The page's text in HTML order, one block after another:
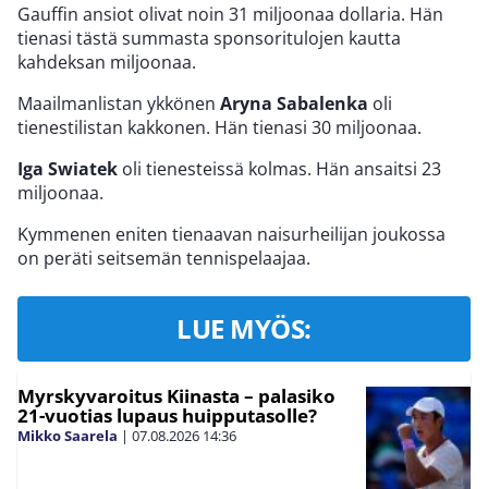
Gauffin ansiot olivat noin 31 miljoonaa dollaria. Hän
tienasi tästä summasta sponsoritulojen kautta
kahdeksan miljoonaa.
Maailmanlistan ykkönen Aryna Sabalenka oli
tienestilistan kakkonen. Hän tienasi 30 miljoonaa.
Iga Swiatek oli tienesteissä kolmas. Hän ansaitsi 23
miljoonaa.
Kymmenen eniten tienaavan naisurheilijan joukossa
on peräti seitsemän tennispelaajaa.
LUE MYÖS:
Myrskyvaroitus Kiinasta – palasiko
21-vuotias lupaus huipputasolle?
Mikko Saarela | 07.08.2026 14:36